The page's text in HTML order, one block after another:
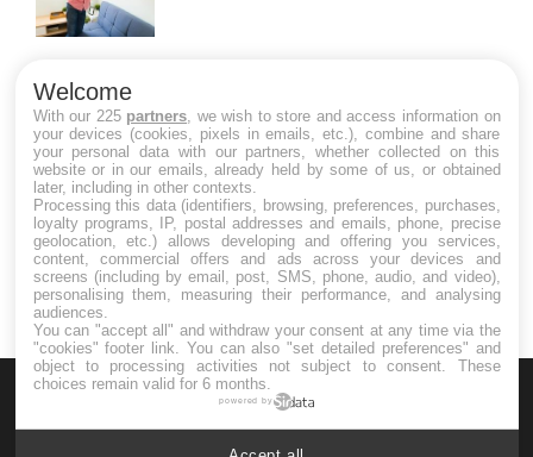
Maladie de Charcot (Sclérose latérale
amyotrophique)
Welcome
With our 225 partners , we wish to store and access information on
your devices (cookies, pixels in emails, etc.), combine and share
your personal data with our partners, whether collected on this
website or in our emails, already held by some of us, or obtained
later, including in other contexts.
Processing this data (identifiers, browsing, preferences, purchases,
loyalty programs, IP, postal addresses and emails, phone, precise
geolocation, etc.) allows developing and offering you services,
content, commercial offers and ads across your devices and
screens (including by email, post, SMS, phone, audio, and video),
personalising them, measuring their performance, and analysing
audiences.
You can "accept all" and withdraw your consent at any time via the
"cookies" footer link . You can also "set detailed preferences" and
object to processing activities not subject to consent. These
choices remain valid for 6 months.
powered by